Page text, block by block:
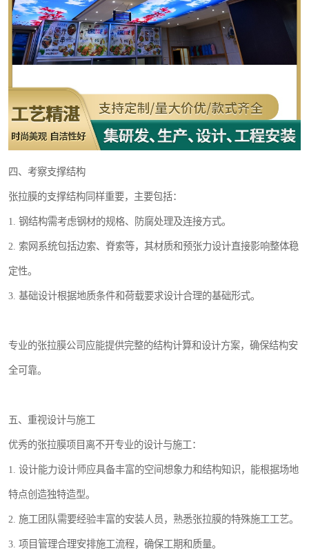
四、考察支撑结构
张拉膜的支撑结构同样重要，主要包括：
1. 钢结构需考虑钢材的规格、防腐处理及连接方式。
2. 索网系统包括边索、脊索等，其材质和预张力设计直接影响整体稳
定性。
3. 基础设计根据地质条件和荷载要求设计合理的基础形式。
专业的张拉膜公司应能提供完整的结构计算和设计方案，确保结构安
全可靠。
五、重视设计与施工
优秀的张拉膜项目离不开专业的设计与施工：
1. 设计能力设计师应具备丰富的空间想象力和结构知识，能根据场地
特点创造独特造型。
2. 施工团队需要经验丰富的安装人员，熟悉张拉膜的特殊施工工艺。
3. 项目管理合理安排施工流程，确保工期和质量。